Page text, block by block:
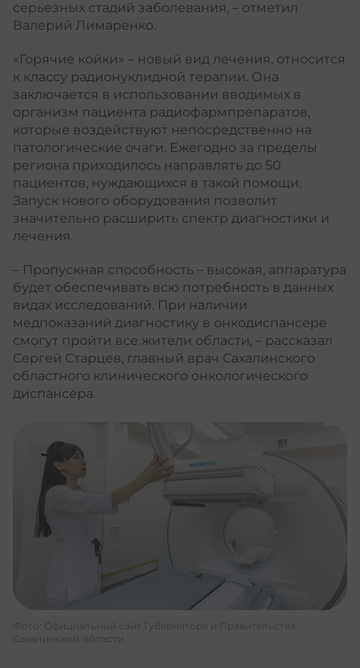
серьезных стадий заболевания, – отметил
Валерий Лимаренко.
«Горячие койки» – новый вид лечения, относится
к классу радионуклидной терапии. Она
заключается в использовании вводимых в
организм пациента радиофармпрепаратов,
которые воздействуют непосредственно на
патологические очаги. Ежегодно за пределы
региона приходилось направлять до 50
пациентов, нуждающихся в такой помощи.
Запуск нового оборудования позволит
значительно расширить спектр диагностики и
лечения.
– Пропускная способность – высокая, аппаратура
будет обеспечивать всю потребность в данных
видах исследований. При наличии
медпоказаний диагностику в онкодиспансере
смогут пройти все жители области, – рассказал
Сергей Старцев, главный врач Сахалинского
областного клинического онкологического
диспансера.
Фото: Официальный сайт Губернатора и Правительства
Сахалинской области